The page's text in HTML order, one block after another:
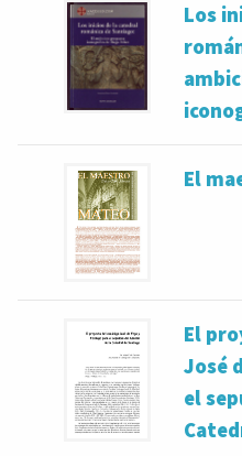
Los
El
El
José
el